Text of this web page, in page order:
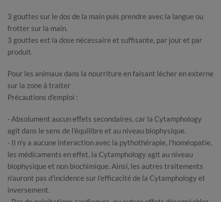
3 gouttes sur le dos de la main puis prendre avec la langue ou
frotter sur la main.
3 gouttes est la dose nécessaire et suffisante, par jour et par
produit.
Pour les animaux dans la nourriture en faisant lécher en externe
sur la zone à traiter
Précautions d'emploi :
- Absolument aucun effets secondaires, car la Cytamphology
agit dans le sens de l'équilibre et au niveau biophysique.
- Il n'y a aucune interaction avec la pythothérapie, l'homéopatie,
les médicaments en effet, la Cytamphology agit au niveau
biophysique et non biochimique. Ainsi, les autres traitements
n'auront pas d'incidence sur l'efficacité de la Cytamphology et
inversement.